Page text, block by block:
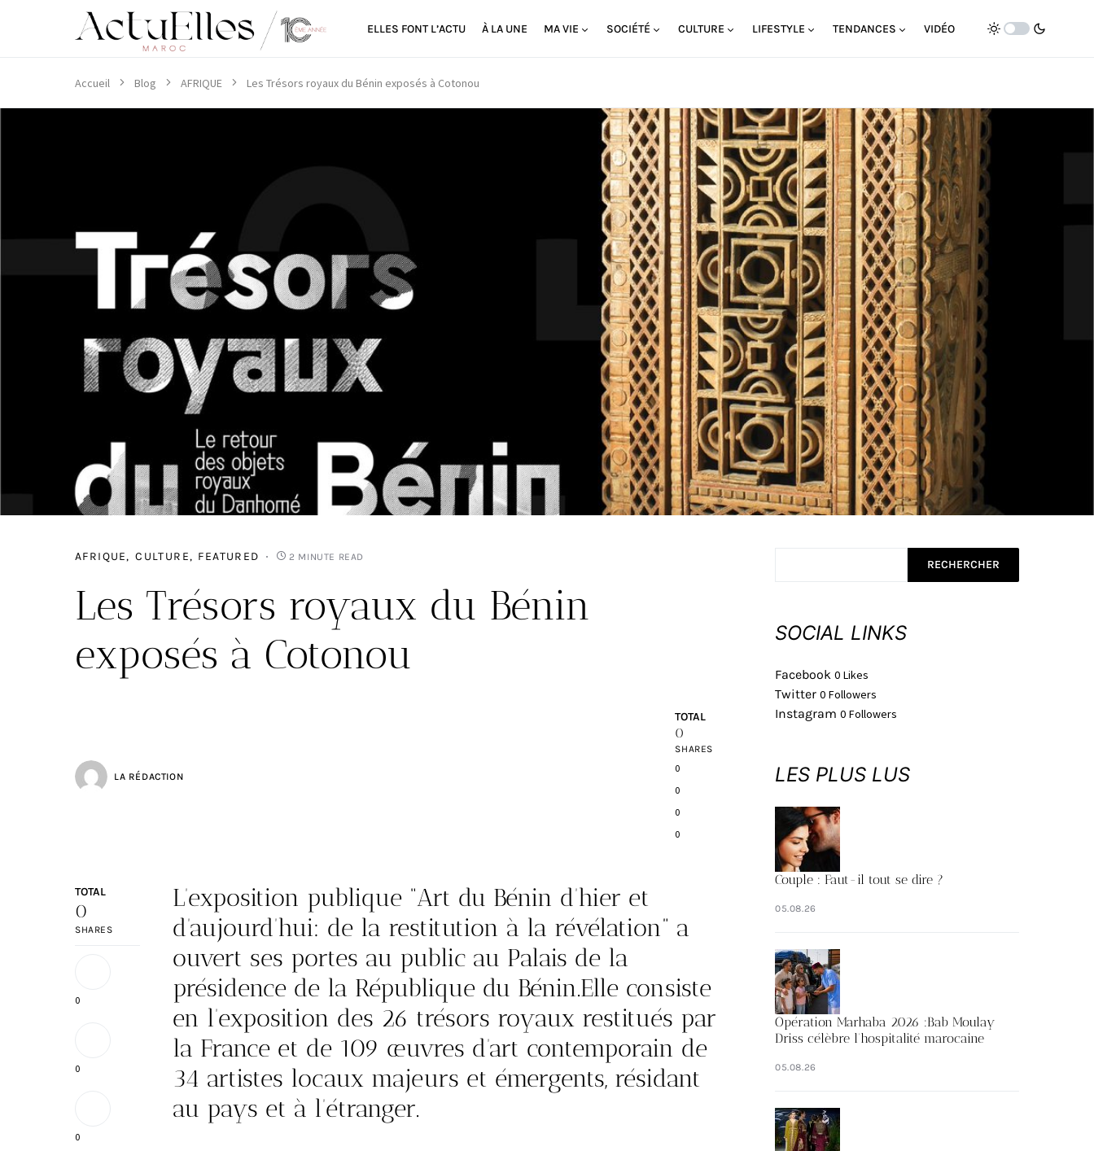
ELLES FONT L’ACTU À LA UNE MA VIE SOCIÉTÉ CULTURE LIFESTYLE TENDANCES VIDÉO
Accueil Blog AFRIQUE Les Trésors royaux du Bénin exposés à Cotonou
AFRIQUE CULTURE FEATURED 2 MINUTE READ
Les Trésors royaux du Bénin
exposés à Cotonou
LA RÉDACTION
TOTAL
0
SHARES
0
0
0
0
TOTAL
0
SHARES
0
0
0
L’exposition publique “Art du Bénin d’hier et
d’aujourd’hui: de la restitution à la révélation” a
ouvert ses portes au public au Palais de la
présidence de la République du Bénin.Elle consiste
en l’exposition des 26 trésors royaux restitués par
la France et de 109 œuvres d’art contemporain de
34 artistes locaux majeurs et émergents, résidant
au pays et à l’étranger.
RECHERCHER
SOCIAL LINKS
Facebook 0 Likes
Twitter 0 Followers
Instagram 0 Followers
LES PLUS LUS
Couple : Faut-il tout se dire ?
05.08.26
Opération Marhaba 2026 :Bab Moulay
Driss célèbre l’hospitalité marocaine
05.08.26